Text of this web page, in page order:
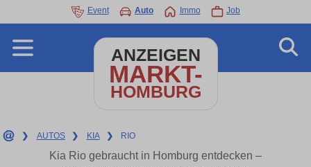
Event Auto Immo Job
ANZEIGEN
MARKT-
HOMBURG
❯ AUTOS ❯ KIA ❯ RIO
Kia Rio gebraucht in Homburg entdecken –